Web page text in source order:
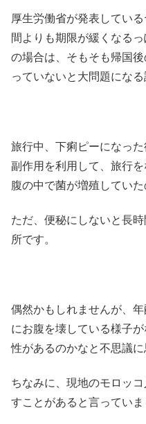
厚生労働省が発表してい
間よりも期限が緩くなる
の場合は、そもそも帰国
っていないと大問題になる
旅行中、下痢ピーになっ
副作用を利用して、旅行
腹の中で菌が増殖していた
ただ、便秘にしないと長
所です。
偶然かもしれませんが、
にお腹を壊している様子
性があるのかなと不思議に
ちなみに、現地のモロッ
すことがあると言っていま